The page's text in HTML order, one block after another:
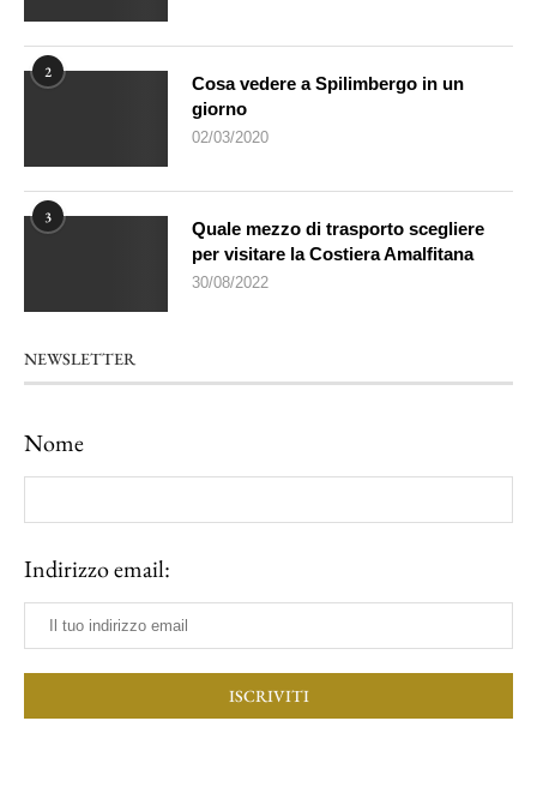
2
Cosa vedere a Spilimbergo in un
giorno
02/03/2020
3
Quale mezzo di trasporto scegliere
per visitare la Costiera Amalfitana
30/08/2022
NEWSLETTER
Nome
Indirizzo email: